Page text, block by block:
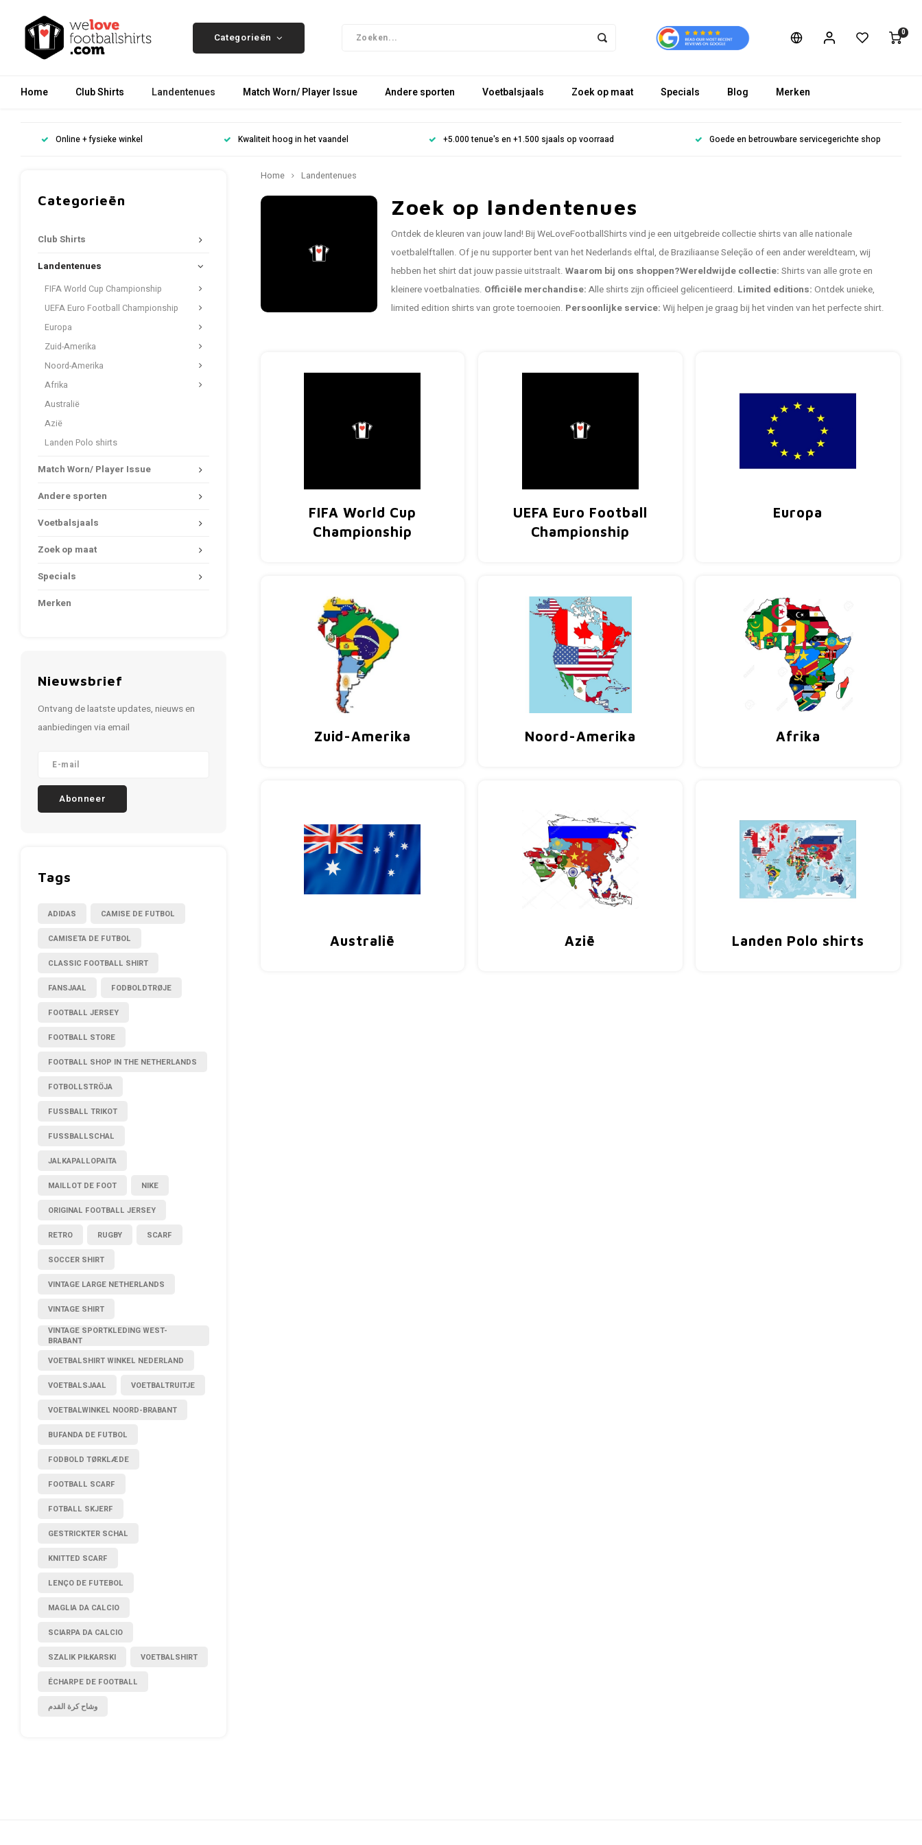
Categorieën 0
Home Club Shirts Landentenues Match Worn/ Player Issue Andere sporten Voetbalsjaals Zoek op maat Specials Blog Merken
Online + fysieke winkel Kwaliteit hoog in het vaandel +5.000 tenue's en +1.500 sjaals op voorraad Goede en betrouwbare servicegerichte shop
Categorieën
Club Shirts
Landentenues
FIFA World Cup Championship
UEFA Euro Football Championship
Europa
Zuid-Amerika
Noord-Amerika
Afrika
Australië
Azië
Landen Polo shirts
Match Worn/ Player Issue
Andere sporten
Voetbalsjaals
Zoek op maat
Specials
Merken
Nieuwsbrief
Ontvang de laatste updates, nieuws en
aanbiedingen via email
Abonneer
Tags
ADIDAS CAMISE DE FUTBOL
CAMISETA DE FUTBOL
CLASSIC FOOTBALL SHIRT
FANSJAAL FODBOLDTRØJE
FOOTBALL JERSEY
FOOTBALL STORE
FOOTBALL SHOP IN THE NETHERLANDS
FOTBOLLSTRÖJA
FUSSBALL TRIKOT
FUSSBALLSCHAL
JALKAPALLOPAITA
MAILLOT DE FOOT NIKE
ORIGINAL FOOTBALL JERSEY
RETRO RUGBY SCARF
SOCCER SHIRT
VINTAGE LARGE NETHERLANDS
VINTAGE SHIRT
VINTAGE SPORTKLEDING WEST-
BRABANT
VOETBALSHIRT WINKEL NEDERLAND
VOETBALSJAAL VOETBALTRUITJE
VOETBALWINKEL NOORD-BRABANT
BUFANDA DE FUTBOL
FODBOLD TØRKLÆDE
FOOTBALL SCARF
FOTBALL SKJERF
GESTRICKTER SCHAL
KNITTED SCARF
LENÇO DE FUTEBOL
MAGLIA DA CALCIO
SCIARPA DA CALCIO
SZALIK PIŁKARSKI VOETBALSHIRT
ÉCHARPE DE FOOTBALL
وشاح كرة القدم
Home Landentenues
Zoek op landentenues
Ontdek de kleuren van jouw land! Bij WeLoveFootballShirts vind je een uitgebreide collectie shirts van alle nationale
voetbalelftallen. Of je nu supporter bent van het Nederlands elftal, de Braziliaanse Seleção of een ander wereldteam, wij
hebben het shirt dat jouw passie uitstraalt. Waarom bij ons shoppen?Wereldwijde collectie: Shirts van alle grote en
kleinere voetbalnaties. Officiële merchandise: Alle shirts zijn officieel gelicentieerd. Limited editions: Ontdek unieke,
limited edition shirts van grote toernooien. Persoonlijke service: Wij helpen je graag bij het vinden van het perfecte shirt.
FIFA World Cup
Championship
UEFA Euro Football
Championship
Europa
Zuid-Amerika Noord-Amerika Afrika
Australië Azië Landen Polo shirts